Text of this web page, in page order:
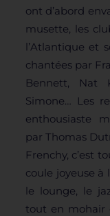
ont d’abord
musette, les
l’Atlantique et
chantées par
Bennett, Nat
Simone… Les
enthousiaste
par Thomas
Frenchy, c’est
coule joyeuse à
le lounge, le
tout en mohair